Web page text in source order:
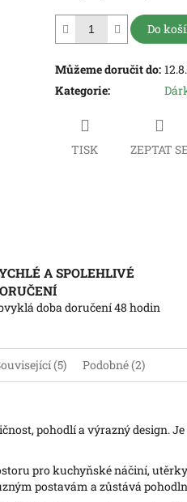
Do
Můžeme doručit do:
Kategorie:
TISK ZEPTAT SE
A SPOLEHLIVÉ
doba doručení 48 hodin
(5) Podobné (2)
pohodlí a výrazný design.
pro kuchyňské náčiní,
postavám a zůstává